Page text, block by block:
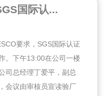
国际认...
要求，SGS国际认证
。下午13:00在公司一楼
司总经理丁爱平，副总
会议由审核员宣读验厂